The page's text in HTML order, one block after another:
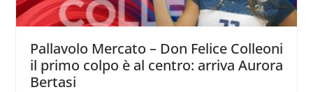
Pallavolo Mercato – Don Felice Colleoni
il primo colpo è al centro: arriva Aurora
Bertasi